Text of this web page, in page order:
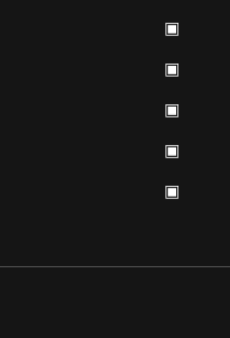
▣
▣
▣
▣
▣